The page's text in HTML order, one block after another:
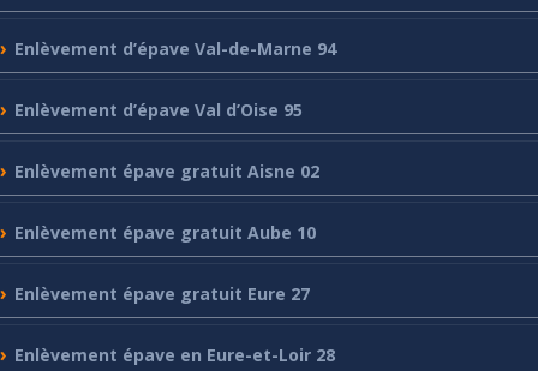
Enlèvement d’épave Val-de-Marne 94
Enlèvement d’épave Val d’Oise 95
Enlèvement épave gratuit Aisne 02
Enlèvement épave gratuit Aube 10
Enlèvement épave gratuit Eure 27
Enlèvement épave en Eure-et-Loir 28